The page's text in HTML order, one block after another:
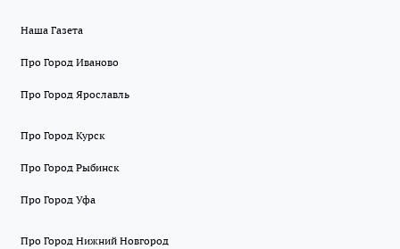
Наша Газета
Про Город Иваново
Про Город Ярославль
Про Город Курск
Про Город Рыбинск
Про Город Уфа
Про Город Нижний Новгород